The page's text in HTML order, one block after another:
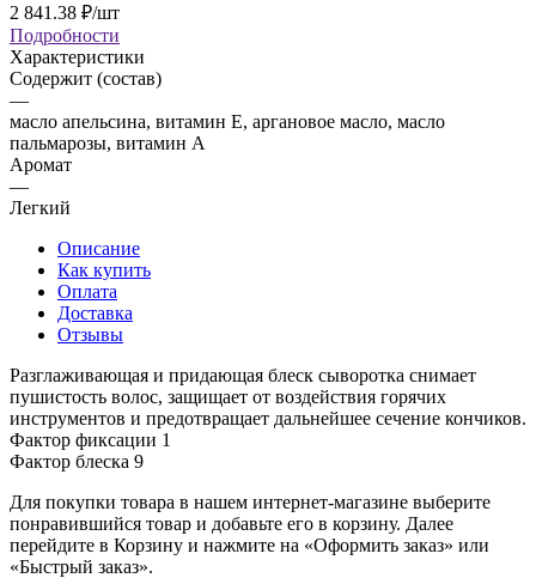
2 841.38 ₽/шт
Подробности
Характеристики
Содержит (состав)
—
масло апельсина, витамин Е, аргановое масло, масло
пальмарозы, витамин А
Аромат
—
Легкий
Описание
Как купить
Оплата
Доставка
Отзывы
Разглаживающая и придающая блеск сыворотка снимает
пушистость волос, защищает от воздействия горячих
инструментов и предотвращает дальнейшее сечение кончиков.
Фактор фиксации 1
Фактор блеска 9
Для покупки товара в нашем интернет-магазине выберите
понравившийся товар и добавьте его в корзину. Далее
перейдите в Корзину и нажмите на «Оформить заказ» или
«Быстрый заказ».